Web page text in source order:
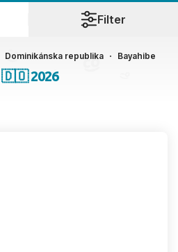
Filter
Dominikánska republika Bayahibe
🇩🇴 2026